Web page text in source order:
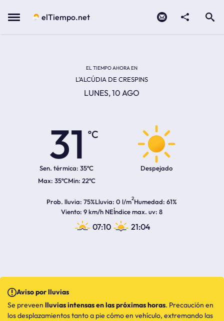
Menu elTiempo.net
EL TIEMPO AHORA EN
L'ALCÚDIA DE CRESPINS
LUNES, 10 AGO
31
ºC
Sen. térmica: 35ºC
35ºC 22ºC
Despejado
Prob. lluvia 75%Lluvia 0 l/m2Humedad 61%
Viento 9 km/h NEÍndice max. uv 8
07:10 21:04
Aviso por lluvias
Se preveen lluvias intensas en las próximas horas. Precaución en
los desplazamientos tanto a pie cómo en vehículo, extremando las